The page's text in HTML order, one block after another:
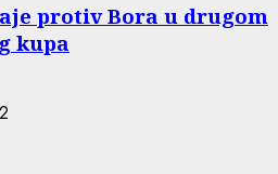
protiv Bora u drugom
kupa